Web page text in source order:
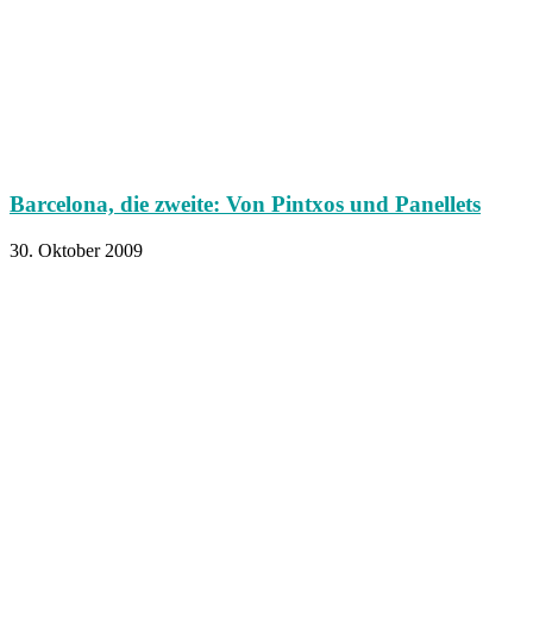
Barcelona, die zweite: Von Pintxos und Panellets
30. Oktober 2009